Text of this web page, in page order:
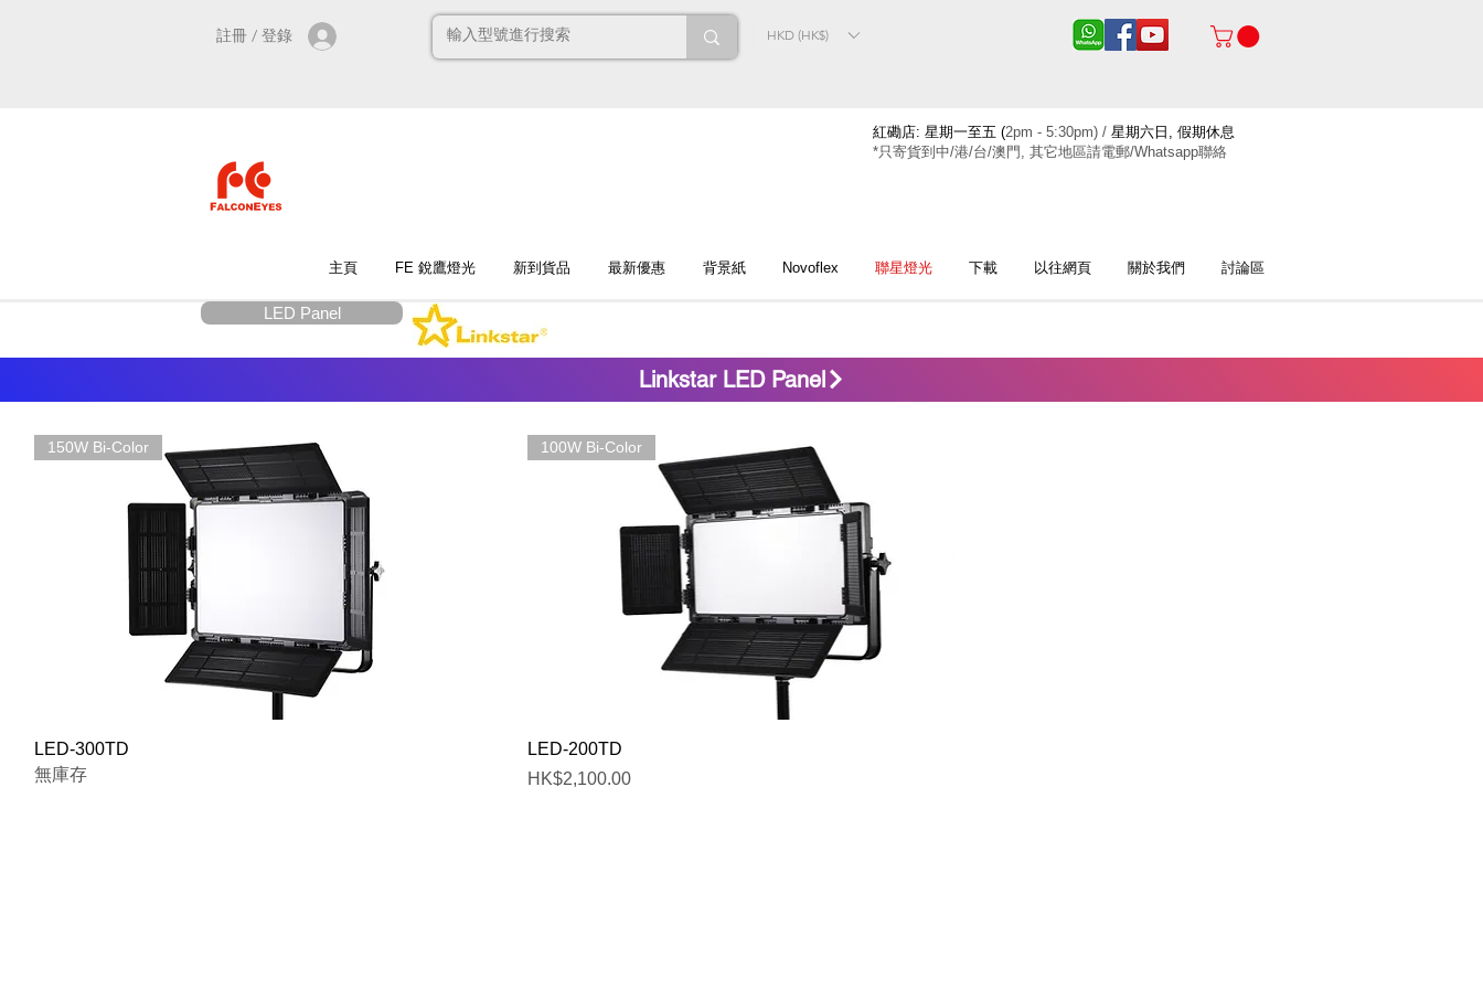
註冊 / 登錄 HKD (HK$)
紅磡店: 星期一至五 (2pm - 5:30pm) / 星期六日, 假期休息
*只寄貨到中/港/台/澳門, 其它地區請電郵/Whatsapp聯絡
主頁 FE 銳鷹燈光 新到貨品 最新優惠 背景紙 Novoflex 聯星燈光 下載 以往網頁 關於我們 討論區
LED Panel
Linkstar LED Panel
150W Bi-Color
LED-300TD
無庫存
100W Bi-Color
LED-200TD
價格
HK$2,100.00